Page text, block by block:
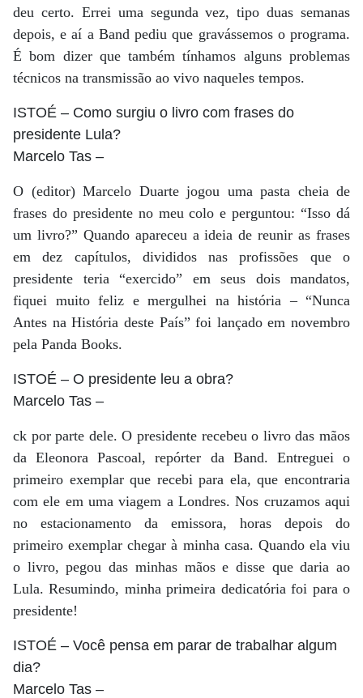
deu certo. Errei uma segunda vez, tipo duas semanas
depois, e aí a Band pediu que gravássemos o programa.
É bom dizer que também tínhamos alguns problemas
técnicos na transmissão ao vivo naqueles tempos.
ISTOÉ – Como surgiu o livro com frases do
presidente Lula?
Marcelo Tas –
O (editor) Marcelo Duarte jogou uma pasta cheia de
frases do presidente no meu colo e perguntou: “Isso dá
um livro?” Quando apareceu a ideia de reunir as frases
em dez capítulos, divididos nas profissões que o
presidente teria “exercido” em seus dois mandatos,
fiquei muito feliz e mergulhei na história – “Nunca
Antes na História deste País” foi lançado em novembro
pela Panda Books.
ISTOÉ – O presidente leu a obra?
Marcelo Tas –
ck por parte dele. O presidente recebeu o livro das mãos
da Eleonora Pascoal, repórter da Band. Entreguei o
primeiro exemplar que recebi para ela, que encontraria
com ele em uma viagem a Londres. Nos cruzamos aqui
no estacionamento da emissora, horas depois do
primeiro exemplar chegar à minha casa. Quando ela viu
o livro, pegou das minhas mãos e disse que daria ao
Lula. Resumindo, minha primeira dedicatória foi para o
presidente!
ISTOÉ – Você pensa em parar de trabalhar algum
dia?
Marcelo Tas –